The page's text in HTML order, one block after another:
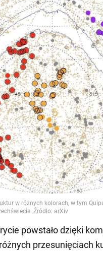
powstało dzięki
przesunięciach